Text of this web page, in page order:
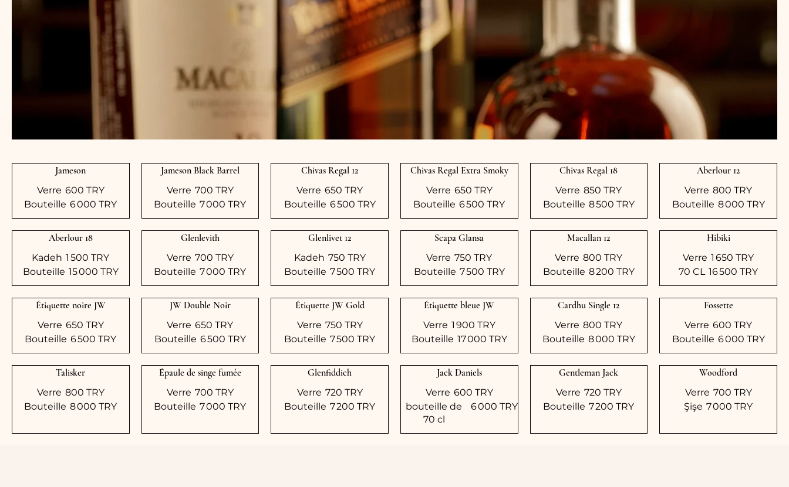
Jameson
Verre 600 TRY
Bouteille 6 000 TRY
Jameson Black Barrel
Verre 700 TRY
Bouteille 7 000 TRY
Chivas Regal 12
Verre 650 TRY
Bouteille 6 500 TRY
Chivas Regal Extra Smoky
Verre 650 TRY
Bouteille 6 500 TRY
Chivas Regal 18
Verre 850 TRY
Bouteille 8 500 TRY
Aberlour 12
Verre 800 TRY
Bouteille 8 000 TRY
Aberlour 18
Kadeh 1 500 TRY
Bouteille 15 000 TRY
Glenlevith
Verre 700 TRY
Bouteille 7 000 TRY
Glenlivet 12
Kadeh 750 TRY
Bouteille 7 500 TRY
Scapa Glansa
Verre 750 TRY
Bouteille 7 500 TRY
Macallan 12
Verre 800 TRY
Bouteille 8 200 TRY
Hibiki
Verre 1 650 TRY
70 CL 16 500 TRY
Étiquette noire JW
Verre 650 TRY
Bouteille 6 500 TRY
JW Double Noir
Verre 650 TRY
Bouteille 6 500 TRY
Étiquette JW Gold
Verre 750 TRY
Bouteille 7 500 TRY
Étiquette bleue JW
Verre 1 900 TRY
Bouteille 17 000 TRY
Cardhu Single 12
Verre 800 TRY
Bouteille 8 000 TRY
Fossette
Verre 600 TRY
Bouteille 6 000 TRY
Talisker
Verre 800 TRY
Bouteille 8 000 TRY
Épaule de singe fumée
Verre 700 TRY
Bouteille 7 000 TRY
Glenfiddich
Verre 720 TRY
Bouteille 7 200 TRY
Jack Daniels
Verre 600 TRY
bouteille de
70 cl
6 000 TRY
Gentleman Jack
Verre 720 TRY
Bouteille 7 200 TRY
Woodford
Verre 700 TRY
Şişe 7 000 TRY